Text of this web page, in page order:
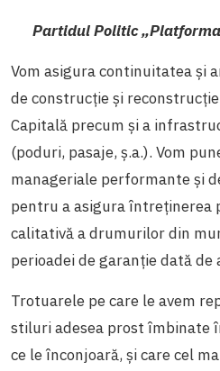
Partidul Politic
Vom asigura continuitatea și
de construcție și
Capitală precum și a
(poduri, pasaje, ș.a.). Vom
manageriale performante și
pentru a asigura întreținerea
calitativă a drumurilor din
perioadei de garanție dată
Trotuarele pe care le avem
stiluri adesea prost îmbinate
ce le înconjoară, și care cel